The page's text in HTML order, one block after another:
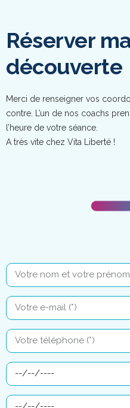
Réserver
découverte
Merci de renseigner vos
contre. L’un de nos coachs
l’heure de votre séance.
A très vite chez Vita Liberté !